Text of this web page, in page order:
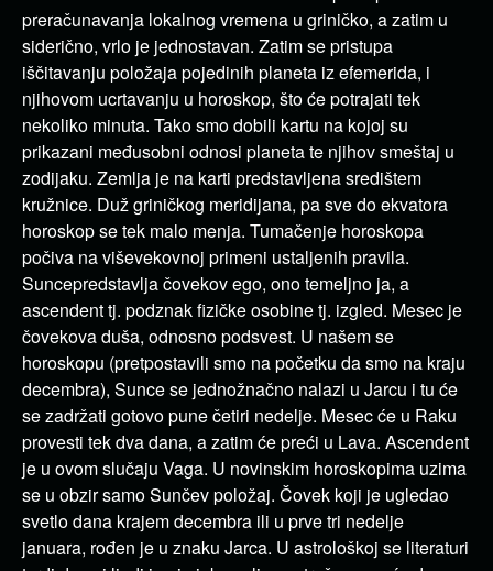
preračunavanja lokalnog vremena u griničko, a zatim u
siderično, vrlo je jednostavan. Zatim se pristupa
iščitavanju položaja pojedinih planeta iz efemerida, i
njihovom ucrtavanju u horoskop, što će potrajati tek
nekoliko minuta. Tako smo dobili kartu na kojoj su
prikazani međusobni odnosi planeta te njihov smeštaj u
zodijaku. Zemlja je na karti predstavljena središtem
kružnice. Duž griničkog meridijana, pa sve do ekvatora
horoskop se tek malo menja. Tumačenje horoskopa
počiva na viševekovnoj primeni ustaljenih pravila.
Suncepredstavlja čovekov ego, ono temeljno ja, a
ascendenttj. podznak fizičke osobine tj. izgled. Mesec je
čovekova duša, odnosno podsvest. U našem se
horoskopu (pretpostavili smo na početku da smo na kraju
decembra), Sunce se jednožnačno nalazi u Jarcu i tu će
se zadržati gotovo pune četiri nedelje. Mesec će u Raku
provesti tek dva dana, a zatim će preći u Lava. Ascendent
je u ovom slučaju Vaga. U novinskim horoskopima uzima
se u obzir samo Sunčev položaj. Čovek koji je ugledao
svetlo dana krajem decembra ili u prve tri nedelje
januara, rođen je u znaku Jarca. U astrološkoj se literaturi